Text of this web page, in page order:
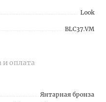
Look
BLC37.VM
и оплата
Янтарная бронза